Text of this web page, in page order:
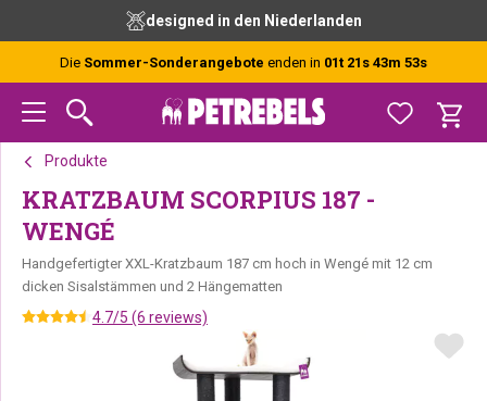
content
designed in den Niederlanden
Die Sommer-Sonderangebote enden in 01t 21s 43m 52s
Produkte
KRATZBAUM SCORPIUS 187 -
WENGÉ
Handgefertigter XXL-Kratzbaum 187 cm hoch in Wengé mit 12 cm
dicken Sisalstämmen und 2 Hängematten
4.7/5 (6 reviews)